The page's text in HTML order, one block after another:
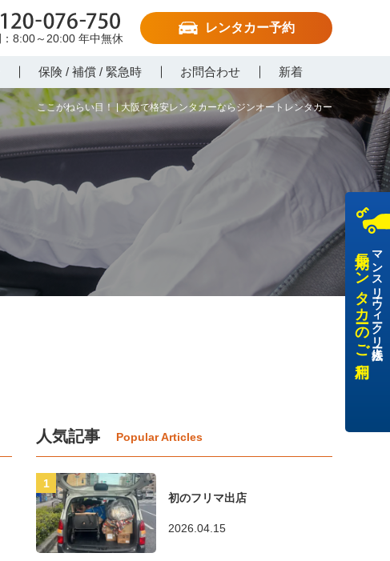
ここがねらい目！ | 大阪で格安レンタカーならジンオートレンタカー
0120-076-750
8:00～20:00 年中無休
レンタカー予約
保険 / 補償 / 緊急時 お問合わせ 新着
人気記事
初のフリマ出店
2026.04.15
マンスリー・ウィークリー・法人様
長期レンタカーのご利用